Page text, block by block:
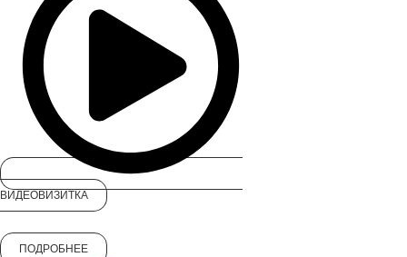
ВИДЕОВИЗИТКА
ПОДРОБНЕЕ